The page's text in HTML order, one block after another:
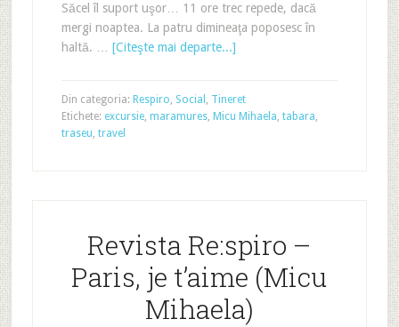
Săcel îl suport uşor… 11 ore trec repede, dacă
mergi noaptea. La patru dimineaţa poposesc în
haltă. … [Citeşte mai departe...]
Din categoria: Respiro, Social , Tineret
Etichete: excursie, maramures, Micu Mihaela, tabara,
traseu, travel
Revista Re:spiro –
Paris, je t’aime (Micu
Mihaela)